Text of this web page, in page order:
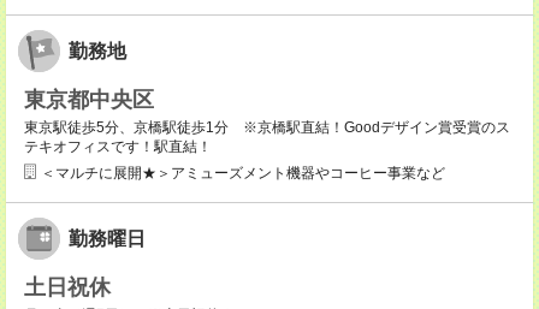
勤務地
東京都中央区
東京駅徒歩5分、京橋駅徒歩1分 ※京橋駅直結！Goodデザイン賞受賞のス
テキオフィスです！駅直結！
＜マルチに展開★＞アミューズメント機器やコーヒー事業など
勤務曜日
土日祝休